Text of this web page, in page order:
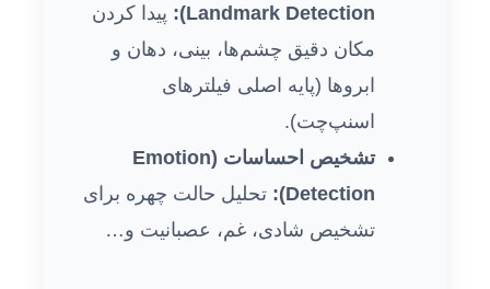
Landmark Detection):
پیدا کردن
مکان دقیق چشم‌ها، بینی، دهان و
ابروها (پایه اصلی فیلترهای
اسنپ‌چت).
تشخیص احساسات (Emotion
Detection):
تحلیل حالت چهره برای
تشخیص شادی، غم، عصبانیت و…